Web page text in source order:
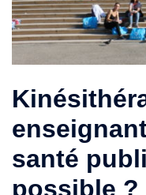
santé
possible ?